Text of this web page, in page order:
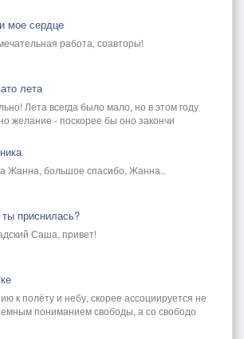
мое сердце
работа, соавторы!
лета
Лета всегда было мало, но в этом году
желание - поскорее бы оно закончи
Жанна, большое спасибо, Жанна..
приснилась?
Саша, привет!
к полёту и небу, скорее ассоциируется не
пониманием свободы, а со свободо